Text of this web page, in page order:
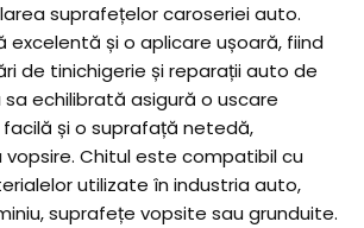
suprafețelor caroseriei auto.
excelentă și o aplicare ușoară, fiind
de tinichigerie și reparații auto de
echilibrată asigură o uscare
și o suprafață netedă,
Chitul este compatibil cu
utilizate în industria auto,
suprafețe vopsite sau grunduite.